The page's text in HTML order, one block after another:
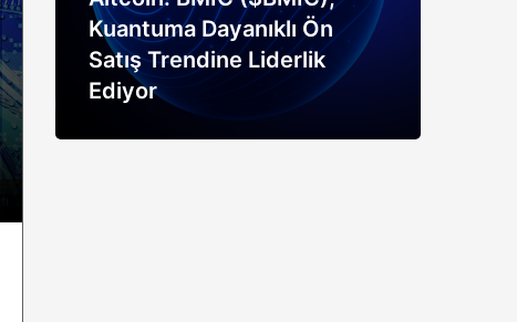
Kuantuma Dayanıklı Ön
Satış Trendine Liderlik
Ediyor